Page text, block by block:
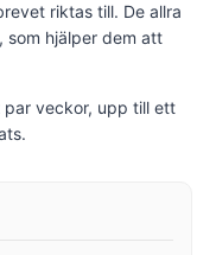
riktas till. De allra
hjälper dem att
veckor, upp till ett